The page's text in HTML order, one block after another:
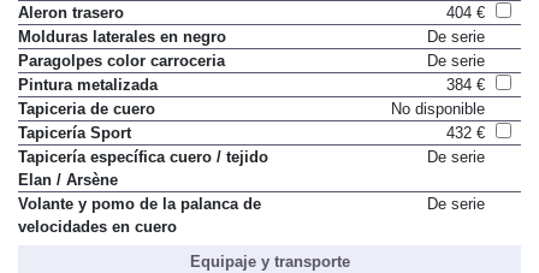
Aleron trasero
404 €
Molduras laterales en negro
De serie
Paragolpes color carroceria
De serie
Pintura metalizada
384 €
Tapiceria de cuero
No disponible
Tapicería Sport
432 €
Tapicería específica cuero / tejido
Elan / Arsène
De serie
Volante y pomo de la palanca de
velocidades en cuero
De serie
Equipaje y transporte